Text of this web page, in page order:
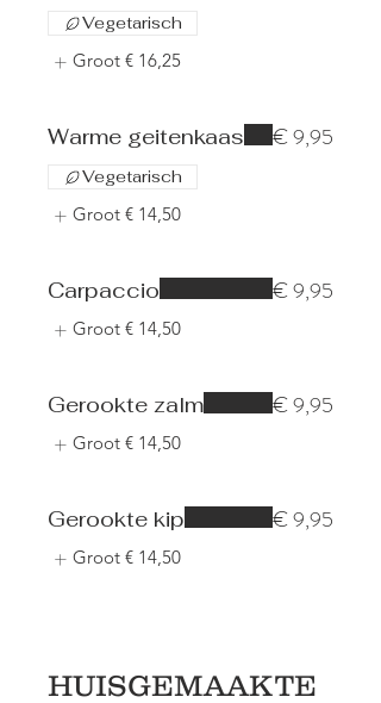
Vegetarisch
Groot € 16,25
Warme geitenkaas € 9,95
Vegetarisch
Groot € 14,50
Carpaccio € 9,95
Groot € 14,50
Gerookte zalm € 9,95
Groot € 14,50
Gerookte kip € 9,95
Groot € 14,50
HUISGEMAAKTE